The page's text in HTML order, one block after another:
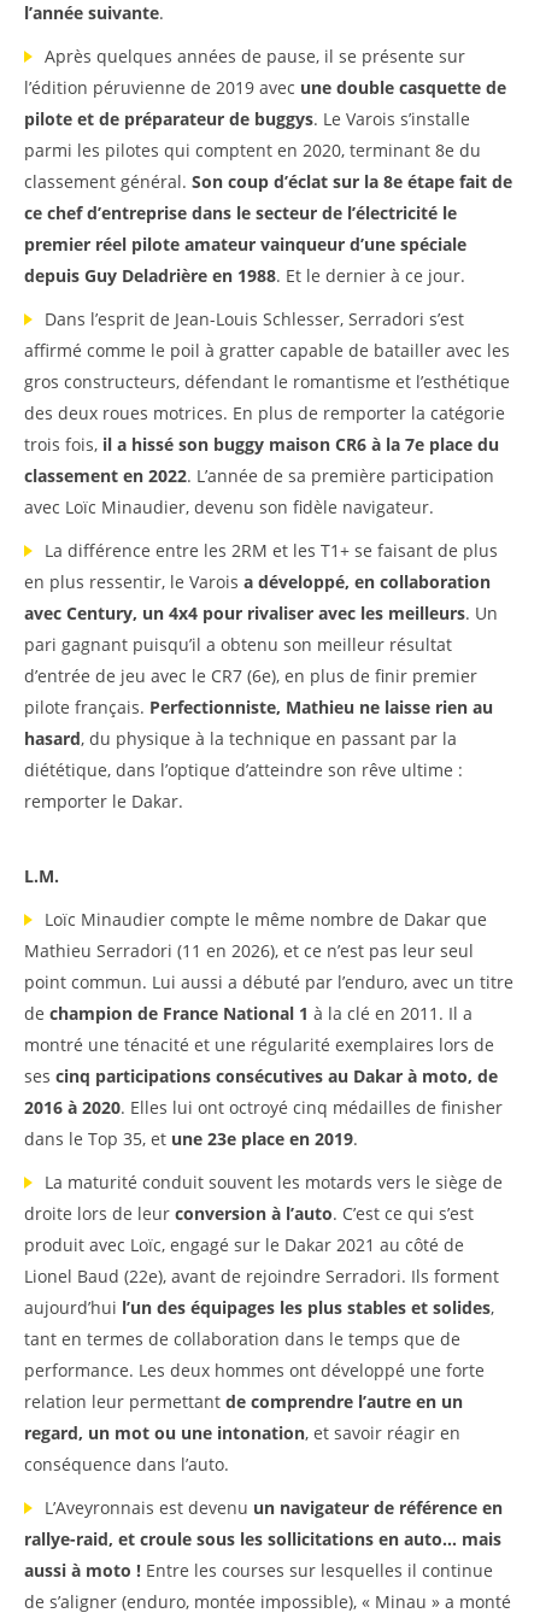
l’année suivante.
Après quelques années de pause, il se présente sur
l’édition péruvienne de 2019 avec une double casquette de
pilote et de préparateur de buggys. Le Varois s’installe
parmi les pilotes qui comptent en 2020, terminant 8e du
classement général. Son coup d’éclat sur la 8e étape fait de
ce chef d’entreprise dans le secteur de l’électricité le
premier réel pilote amateur vainqueur d’une spéciale
depuis Guy Deladrière en 1988. Et le dernier à ce jour.
Dans l’esprit de Jean-Louis Schlesser, Serradori s’est
affirmé comme le poil à gratter capable de batailler avec les
gros constructeurs, défendant le romantisme et l’esthétique
des deux roues motrices. En plus de remporter la catégorie
trois fois, il a hissé son buggy maison CR6 à la 7e place du
classement en 2022. L’année de sa première participation
avec Loïc Minaudier, devenu son fidèle navigateur.
La différence entre les 2RM et les T1+ se faisant de plus
en plus ressentir, le Varois a développé, en collaboration
avec Century, un 4x4 pour rivaliser avec les meilleurs. Un
pari gagnant puisqu’il a obtenu son meilleur résultat
d’entrée de jeu avec le CR7 (6e), en plus de finir premier
pilote français. Perfectionniste, Mathieu ne laisse rien au
hasard, du physique à la technique en passant par la
diététique, dans l’optique d’atteindre son rêve ultime :
remporter le Dakar.
L.M.
Loïc Minaudier compte le même nombre de Dakar que
Mathieu Serradori (11 en 2026), et ce n’est pas leur seul
point commun. Lui aussi a débuté par l’enduro, avec un titre
de champion de France National 1 à la clé en 2011. Il a
montré une ténacité et une régularité exemplaires lors de
ses cinq participations consécutives au Dakar à moto, de
2016 à 2020. Elles lui ont octroyé cinq médailles de finisher
dans le Top 35, et une 23e place en 2019.
La maturité conduit souvent les motards vers le siège de
droite lors de leur conversion à l’auto. C’est ce qui s’est
produit avec Loïc, engagé sur le Dakar 2021 au côté de
Lionel Baud (22e), avant de rejoindre Serradori. Ils forment
aujourd’hui l’un des équipages les plus stables et solides,
tant en termes de collaboration dans le temps que de
performance. Les deux hommes ont développé une forte
relation leur permettant de comprendre l’autre en un
regard, un mot ou une intonation, et savoir réagir en
conséquence dans l’auto.
L’Aveyronnais est devenu un navigateur de référence en
rallye-raid, et croule sous les sollicitations en auto… mais
aussi à moto ! Entre les courses sur lesquelles il continue
de s’aligner (enduro, montée impossible), « Minau » a monté